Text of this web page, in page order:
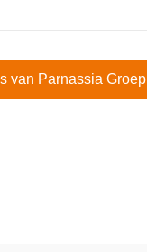
van Parnassia Groep